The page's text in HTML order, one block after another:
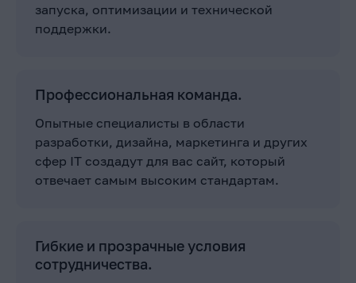
запуска, оптимизации и технической
поддержки.
Профессиональная команда.
Опытные специалисты в области
разработки, дизайна, маркетинга и других
сфер IT создадут для вас сайт, который
отвечает самым высоким стандартам.
Гибкие и прозрачные условия
сотрудничества.